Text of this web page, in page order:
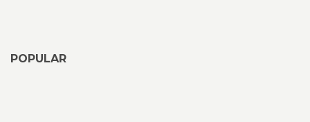
POPULAR